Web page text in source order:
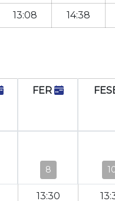
13:08 14:38
FER
8
13:30